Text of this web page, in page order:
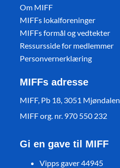
Om MIFF
MIFFs lokalforeninger
MIFFs formål og vedtekter
Ressursside for medlemmer
Personvernerklæring
MIFFs adresse
MIFF, Pb 18, 3051 Mjøndalen
MIFF org. nr. 970 550 232
Gi en gave til MIFF
Vipps gaver 44945